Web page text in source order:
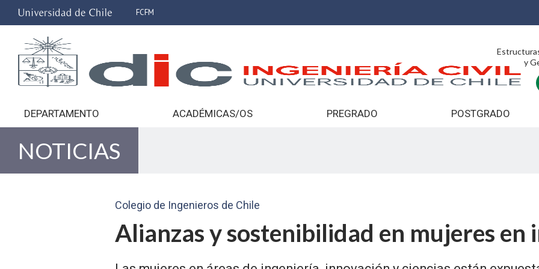
FCFM
y
DEPARTAMENTO ACADÉMICAS/OS PREGRADO POSTGRADO
NOTICIAS
Colegio de Ingenieros de Chile
Alianzas y sostenibilidad en mujeres en